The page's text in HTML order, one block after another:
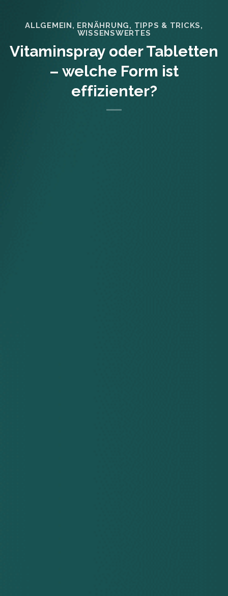
ALLGEMEIN, ERNÄHRUNG, TIPPS & TRICKS,
WISSENSWERTES
Vitaminspray oder Tabletten
– welche Form ist
effizienter?